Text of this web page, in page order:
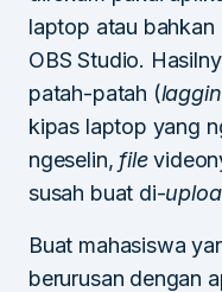
laptop atau bahkan
OBS Studio.
patah-patah (
kipas laptop yang
ngeselin, file
susah buat di-
Buat mahasiswa
berurusan dengan